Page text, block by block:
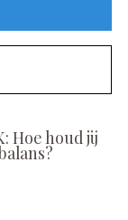
Hoe houd jij